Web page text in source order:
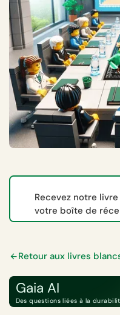
Recevez notre
votre boîte de
Retour aux livres
Gaia AI
Des questions liées à la